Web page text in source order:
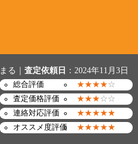
まる｜査定依頼日 ：2024年11月3日
総合評価 ★★★★☆
査定価格評価
★★★☆☆
連絡対応評価
★★★★★
オススメ度評価
★★★★★